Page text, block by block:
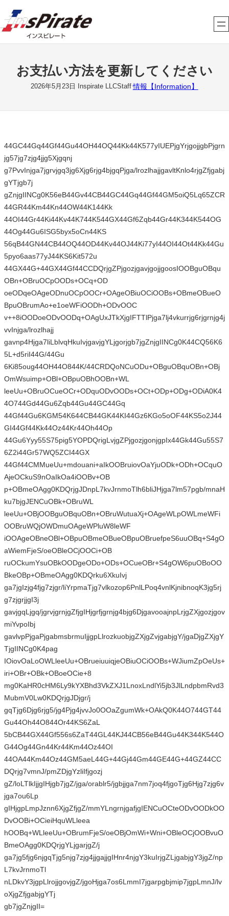
容
を
お支払い方法を更新してください
2026年5月23日 Inspirate LLCStaff 情報【Information】
44GC44Gq44Gf44Gu44OH44OQ44Kk44K577yIUEPjgYrjgojjgbPjgrn
jg57jg7zjg4jjg5Xjgqnj
g7PvvInjga7jgrvjgq3jg6Xjg6rjg4bjgqPjga/lrozlhajjgavltKnlo4rjgZfjgabj
gYTjgb7j
gZnjgIINCg0K56eB44Gv44CB44GC44Gq44Gf44GM5oiQ5Lq65ZCR
44GR44Km44Kn44OW44K144Kk
44OI44Gr44Ki44Kv44K744K544GX44Gf6Zqb44Gr44K344K544OG
44Og44Gu6ISG5byx5oCn44KS
56qB44GN44CB44OQ44OD44Kv44OJ44Ki77yI44OI44Ot44Kk44Gu
5pyo6aas77yJ44KS6Kit572u
44GX44G+44GX44Gf44CCDQrjgZPjgozjgavjgojjgoosIOOBguOBqu
OBn+OBruOCpOODs+OCq+OD
oeODqeOAgeODnuOCpOOCr+OAgeOBiuOCiOOBs+OBmeOBueO
BpuOBrumAo+e1oeWFiOODh+ODvOOC
v++8iOODoeODvOODq+OAgUxJTkXjgIFTTlPjga7lj4vkurrjg6rjgrnjg4j
vvInjga/lrozlhajj
gavnp4Hjga7liLblvqHkuIvjgavjgYLjgorjgb7jgZnjgIINCg0K44CQ56K6
5L+d5riI44G/44Gu
6Ki85oug44OH44O844K/44CRDQoNCuODu+OBguOBquOBn+OBj
OmWsuimp+OBl+OBpuOBhOOBn+WL
leeUu+OBruOCueOCr+ODquODvOODs+OCt+ODp+ODg+ODiA0K4
4O744Gd44Gu6Zqb44Gu44GC44Gq
44Gf44Gu6KGM54K644CB44GK44KI44Gz6KGo5oOF44KS5o2J44
GI44Gf44Kk44Oz44Kr44Oh44Op
44Gu6Yyy55S75pig5YOPDQrigLvjgZPjgozjgonjgpIx44Gk44Gu55S7
6Z2i44Gr57WQ5ZCI44GX
44Gf44CMMueUu+mdouani+aIkOOBruiovOaYjuODk+ODh+OCquO
AjeOCkuS9nOaIkOa4iOOBv+OB
p+OBmeOAgg0KDQrjgJDnpL7kvJrnmoTlh6bliJHjga7lm57pgb/mnaH
ku7bjgJENCuOBk+OBruWL
leeUu+OBjOOBguOBquOBn+OBruWutuaXj+OAgeWLpOWLmeWFi
OOBruWQjOWDmuOAgeWPluW8leWF
iOOAgeOBneOBl+OBpuOBmeOBueOBpuOBruefpeS6uuOBq+S4gO
aWiemFjeS/oeOBleOCjOOCi+OB
ruOCkumYsuOBkOODgeODo+ODs+OCueOBr+S4gOW6puOBoOO
BkeOBp+OBmeOAgg0KDQrku6XkuIvj
ga7jgIzjg4fjg7zjgr/liYrpmaTjg7vlkozop6PnlLPoq4vnlKjnibnoqK3jg5rj
g7zjgrjjgI3j
gavjgqLjgq/jgrvjgrnjgZfjgIHjgrfjgrnjg4bjg6DjgavooajnpLrjgZXjgozjgov
miYvpoIbj
gavlvpPjgaPjgabmsbrmuIjjgpLlrozkuobjgZXjgZvjgabjgY/jgaDjgZXjgY
TjgIINCg0K4pag
IOiovOaLoOWLleeUu+OBrueiuuiqjeOBiuOCiOOBs+WJiumZpOeUs+
iri+OBr+OBk+OBoeOCie+8
mg0KaHR0cHM6Ly9kYXBhd3VkZXJ1LnoxLndlYi5jb3JlLndpbmRvd3
MubmV0Lw0KDQrjgJDjgr/j
gqTjg6Djg6rjg5/jg4Pjg4jvvJo0OOaZgumWk+OAkQ0K44O744GT44
Gu44Oh44O844Or44KS6ZaL
5bCB44GX44Gf556s6ZaT44GL44KJ44CB56eB44Gu44K344K544O
G44Og44Gn44Kr44Km44Oz44OI
44OA44Km44Oz44GM5aeL44G+44Gj44Gm44GE44G+44GZ44CC
DQrjg7vmnJ/pmZDjgYzliIfjgozj
gZ/loLTlkIjjgIHjgb7jgZ/jga/orablr5/jgbjjga7nm7joq4fjgoTjg6Hjg7zjg6v
jga7ou6Lp
gIHjgpLmpJznn6XjgZfjgZ/mmYLngrnjgafjgIENCuOCteODvOODkOO
DvOOBi+OCieiHquWLleea
hOOBq+WLleeUu+OBrumFjeS/oeOBjOmWi+Wni+OBleOCjOOBvuO
BmeOAgg0KDQrjgYLjgarjgZ/j
ga7jg5fjg6njgqTjg5njg7zjg4jjgajjgIHnr4njgY3kuIrjgZLjgabjgY3jgZ/np
L7kvJrnmoTl
nLDkvY3jgpLlrojjgovjgZ/jgoHjga7os6LmmI7jgarpgbjmip7jgpLmnJ/lv
oXjgZfjgabjgYTj
gb7jgZnjgII=